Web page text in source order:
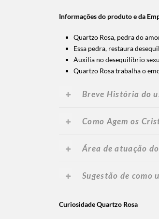
Informações do produto e da
Quartzo Rosa, pedra do
Essa pedra, restaura
Auxilia no desequilíbrio
Quartzo Rosa trabalha o
Breve História do
Como Agem os
Área de atuação
Sugestão de como
Curiosidade Quartzo Rosa